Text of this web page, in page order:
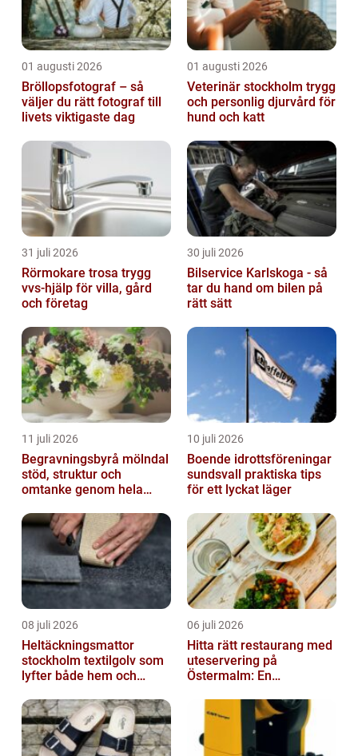
01 augusti 2026
Bröllopsfotograf – så
väljer du rätt fotograf till
livets viktigaste dag
01 augusti 2026
Veterinär stockholm trygg
och personlig djurvård för
hund och katt
31 juli 2026
Rörmokare trosa trygg
vvs-hjälp för villa, gård
och företag
30 juli 2026
Bilservice Karlskoga - så
tar du hand om bilen på
rätt sätt
11 juli 2026
Begravningsbyrå mölndal
stöd, struktur och
omtanke genom hela
10 juli 2026
Boende idrottsföreningar
sundsvall praktiska tips
för ett lyckat läger
08 juli 2026
Heltäckningsmattor
stockholm textilgolv som
lyfter både hem och
06 juli 2026
Hitta rätt restaurang med
uteservering på
Östermalm: En
i solen